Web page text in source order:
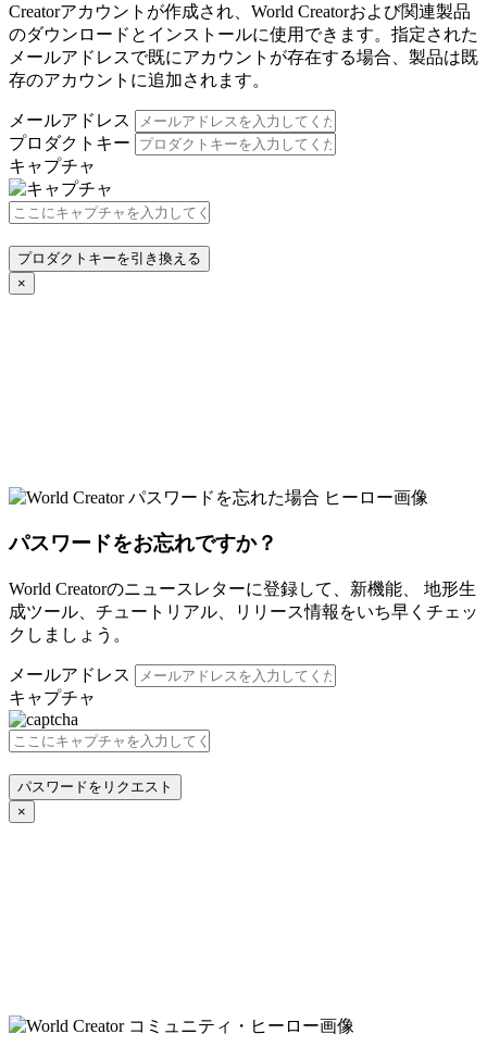
Creatorアカウントが作成され、World Creatorおよび関連製品
のダウンロードとインストールに使用できます。指定された
メールアドレスで既にアカウントが存在する場合、製品は既
存のアカウントに追加されます。
メールアドレス
プロダクトキー
キャプチャ
プロダクトキーを引き換える
×
パスワードをお忘れですか？
World Creatorのニュースレターに登録して、新機能、 地形生
成ツール、チュートリアル、リリース情報をいち早くチェッ
クしましょう。
メールアドレス
キャプチャ
パスワードをリクエスト
×